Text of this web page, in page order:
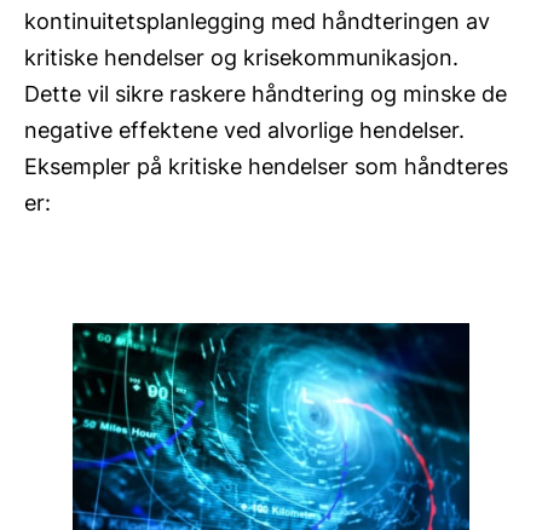
kontinuitetsplanlegging med håndteringen av
kritiske hendelser og krisekommunikasjon.
Dette vil sikre raskere håndtering og minske de
negative effektene ved alvorlige hendelser.
Eksempler på kritiske hendelser som håndteres
er: